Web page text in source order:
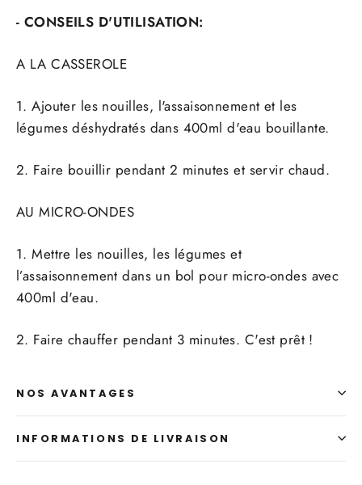
- CONSEILS D'UTILISATION:
A LA CASSEROLE
1. Ajouter les nouilles, l'assaisonnement et les
légumes déshydratés dans 400ml d'eau bouillante.
2. Faire bouillir pendant 2 minutes et servir chaud.
AU MICRO-ONDES
1. Mettre les nouilles, les légumes et
l’assaisonnement dans un bol pour micro-ondes avec
400ml d'eau.
2. Faire chauffer pendant 3 minutes. C'est prêt !
NOS AVANTAGES
INFORMATIONS DE LIVRAISON